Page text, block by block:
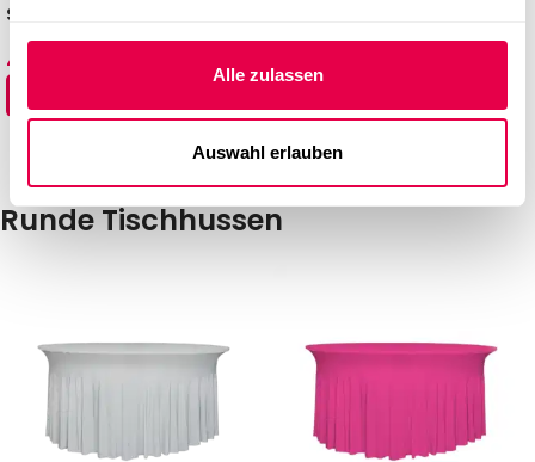
Alle zulassen
Auswahl erlauben
Skirting Excellent Kellerfalte
Weiß (4 Größen)
47,54
Skirting Excellent
Plisseefalte Weiß (4 Größen)
41,59€
AUSFÜHRUNG WÄHLEN
Runde Tischhussen